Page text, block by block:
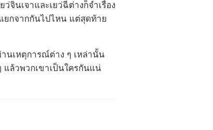
จินเจาและเยว่ฉีต่างก็จำเรื่อง
ยกจากกันไปไหน แต่สุดท้าย
านเหตุการณ์ต่าง ๆ เหล่านั้น
แล้วพวกเขาเป็นใครกันแน่